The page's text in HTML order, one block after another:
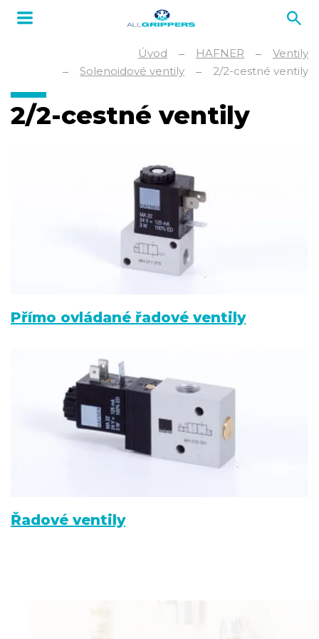
Úvod HAFNER
Ventily
Solenoidové ventily
2/2-cestné ventily
2/2-cestné ventily
Přímo ovládané řadové ventily
Řadové ventily